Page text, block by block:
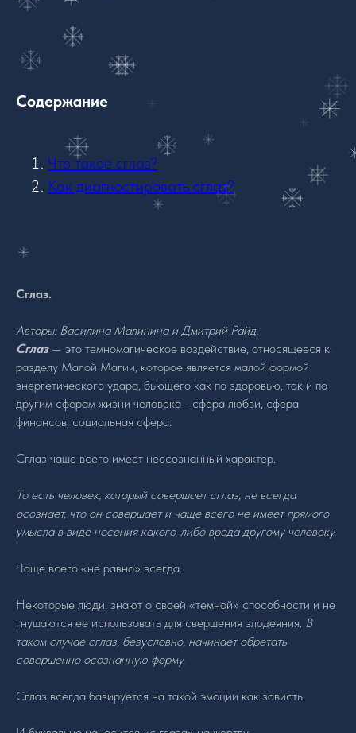
Содержание
Что такое сглаз?
Как диагностировать сглаз?
Сглаз.
Авторы: Василина Малинина и Дмитрий Райд.
Сглаз— это темномагическое воздействие, относящееся к
разделу Малой Магии, которое является малой формой
энергетического удара, бьющего как по здоровью, так и по
другим сферам жизни человека - сфера любви, сфера
финансов, социальная сфера.
Сглаз чаше всего имеет неосознанный характер.
То есть человек, который совершает сглаз, не всегда
осознает, что он совершает и чаще всего не имеет прямого
умысла в виде несения какого-либо вреда другому человеку.
Чаще всего «не равно» всегда.
Некоторые люди, знают о своей «темной» способности и не
гнушаются ее использовать для свершения злодеяния. В
таком случае сглаз, безусловно, начинает обретать
совершенно осознанную форму.
Сглаз всегда базируется на такой эмоции как зависть.